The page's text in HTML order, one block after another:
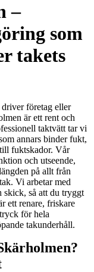
–
som
takets
företag eller
är ett rent och
taktvätt tar vi
annars binder fukt,
fuktskador. Vår
och utseende,
på allt från
Vi arbetar med
skick, så att du tryggt
ett renare, friskare
för hela
takunderhåll.